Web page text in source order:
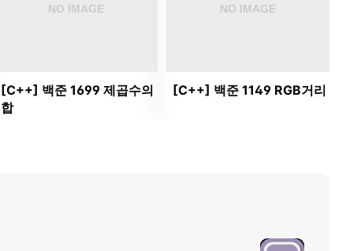
[C++] 백준 1699 제곱수의
합
[C++] 백준 1149 RGB거리